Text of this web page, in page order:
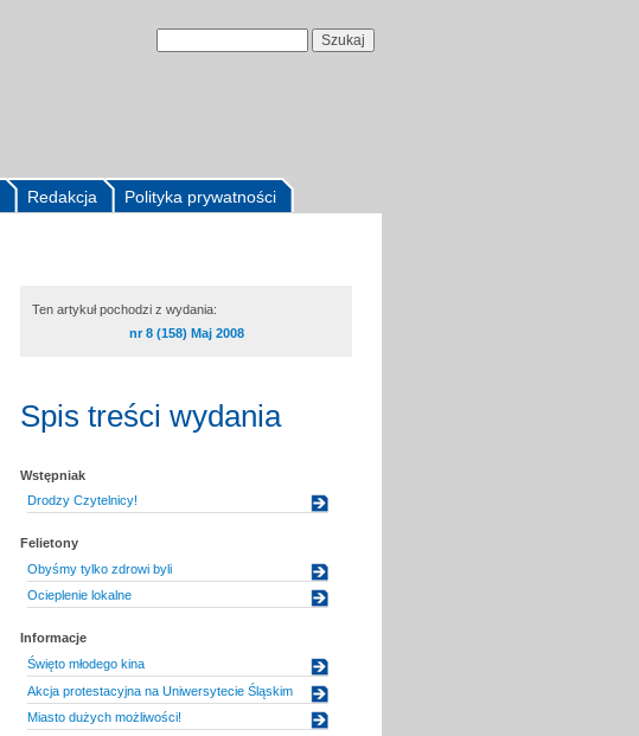
Polityka prywatności
Redakcja
Ten artykuł pochodzi z wydania:
nr 8 (158) Maj 2008
Spis treści wydania
Wstępniak
Drodzy Czytelnicy!
Felietony
Obyśmy tylko zdrowi byli
Ocieplenie lokalne
Informacje
Święto młodego kina
Akcja protestacyjna na Uniwersytecie Śląskim
Miasto dużych możliwości!